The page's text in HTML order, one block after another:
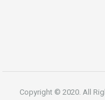
Copyright © 2020. All